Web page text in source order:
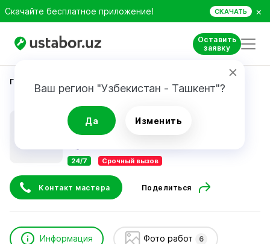
Скачайте бесплатное приложение! СКАЧАТЬ ×
Оставить
заявку
Ваш регион "Узбекистан - Ташкент"?
Да Изменить
Главная Бытовые услуги
workchi
24/7 Срочный вызов
Контакт мастера Поделиться
Информация Фото работ 6